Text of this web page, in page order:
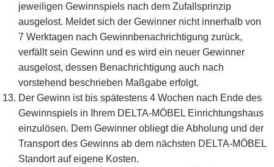
jeweiligen Gewinnspiels nach dem Zufallsprinzip
ausgelost. Meldet sich der Gewinner nicht innerhalb von
7 Werktagen nach Gewinnbenachrichtigung zurück,
verfällt sein Gewinn und es wird ein neuer Gewinner
ausgelost, dessen Benachrichtigung auch nach
vorstehend beschrieben Maßgabe erfolgt.
Der Gewinn ist bis spätestens 4 Wochen nach Ende des
Gewinnspiels in Ihrem DELTA-MÖBEL Einrichtungshaus
einzulösen. Dem Gewinner obliegt die Abholung und der
Transport des Gewinns ab dem nächsten DELTA-MÖBEL
Standort auf eigene Kosten.